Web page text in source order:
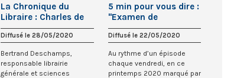
La Chronique du
Libraire : Charles de
Gaulle
Diffusé le 28/05/2020
Bertrand Deschamps,
responsable librairie
générale et sciences
5 min pour vous dire :
"Examen de
conscience"
Diffusé le 22/05/2020
Au rythme d’un épisode
chaque vendredi, en ce
printemps 2020 marqué par